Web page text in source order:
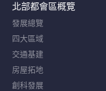
北部都會區概覽​
發展總覽
四大區域
交通基建
房屋拓地
創科發展